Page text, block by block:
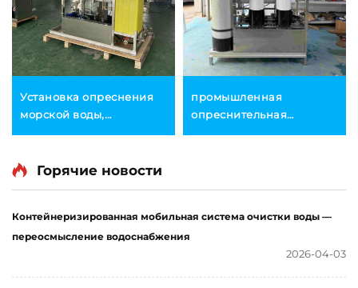
Установка опреснения
морской воды,
контейнеризированная
установка для морской
воды
промышленная
опреснительная
Горячие новости
Контейнеризированная мобильная система очистки воды —
переосмысление водоснабжения
2026-04-03